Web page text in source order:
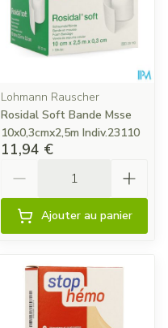
Lohmann Rauscher
Rosidal Soft Bande Msse
10x0,3cmx2,5m Indiv.23110
11,94 €
Ajouter au panier